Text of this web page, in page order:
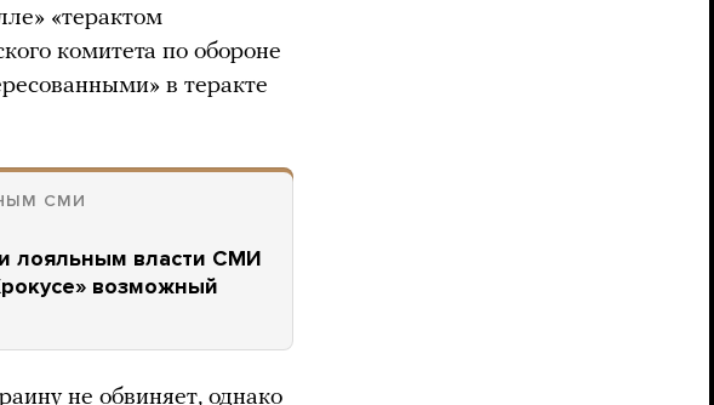
«терактом
комитета по обороне
в теракте
СМИ
лояльным власти СМИ
возможный
не обвиняет, однако